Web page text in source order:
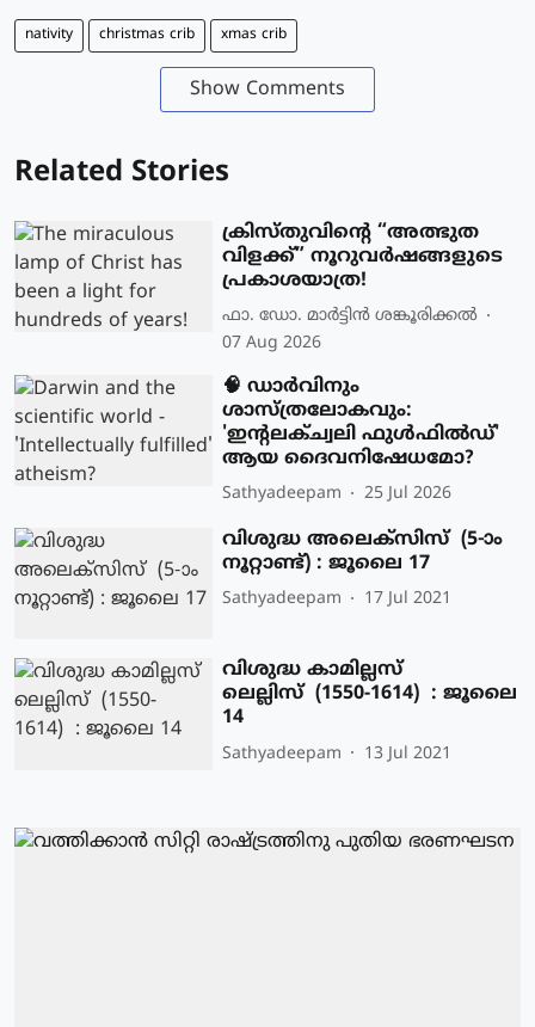
nativity christmas crib xmas crib
Show Comments
Related Stories
ക്രിസ്തുവിന്റെ “അത്ഭുത
വിളക്ക്” നൂറുവർഷങ്ങളുടെ
പ്രകാശയാത്ര!
ഫാ. ഡോ. മാര്‍ട്ടിന്‍ ശങ്കൂരിക്കല്‍
07 Aug 2026
🧠 ഡാർവിനും
ശാസ്ത്രലോകവും:
'ഇന്റലക്ച്വലി ഫുൾഫിൽഡ്'
ആയ ദൈവനിഷേധമോ?
Sathyadeepam 25 Jul 2026
വിശുദ്ധ അലെക്‌സിസ് (5-ാം
നൂറ്റാണ്ട്) : ജൂലൈ 17
Sathyadeepam 17 Jul 2021
വിശുദ്ധ കാമില്ലസ്
ലെല്ലിസ് (1550-1614) : ജൂലൈ
14
Sathyadeepam 13 Jul 2021